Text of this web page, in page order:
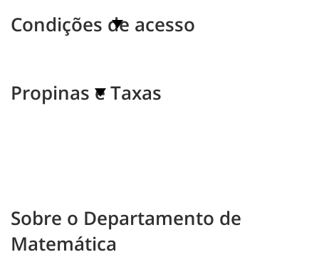
Condições de acesso
Propinas e Taxas
Sobre o Departamento de
Matemática